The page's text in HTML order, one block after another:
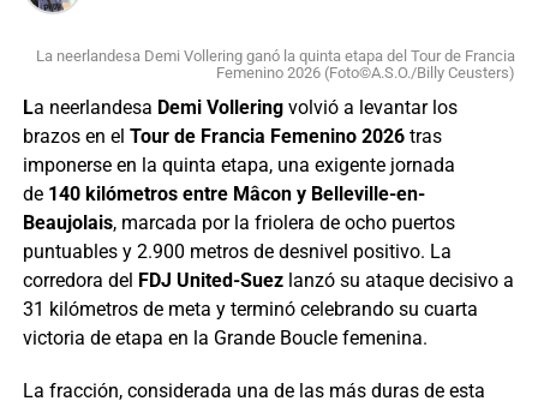
La neerlandesa Demi Vollering ganó la quinta etapa del Tour de Francia
Femenino 2026 (Foto©A.S.O./Billy Ceusters)
La neerlandesa Demi Volleringvolvió a levantar los
brazos en el Tour de Francia Femenino 2026tras
imponerse en la quinta etapa, una exigente jornada
de 140 kilómetros entre Mâcon y Belleville-en-
Beaujolais, marcada por la friolera de ocho puertos
puntuables y 2.900 metros de desnivel positivo. La
corredora del FDJ United-Suezlanzó su ataque decisivo a
31 kilómetros de meta y terminó celebrando su cuarta
victoria de etapa en la Grande Boucle femenina.
La fracción, considerada una de las más duras de esta